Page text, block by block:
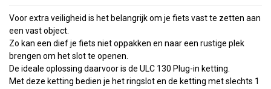
Voor extra veiligheid is het belangrijk om je fiets vast te zetten aan
een vast object.
Zo kan een dief je fiets niet oppakken en naar een rustige plek
brengen om het slot te openen.
De ideale oplossing daarvoor is de ULC 130 Plug-in ketting.
Met deze ketting bedien je het ringslot en de ketting met slechts 1